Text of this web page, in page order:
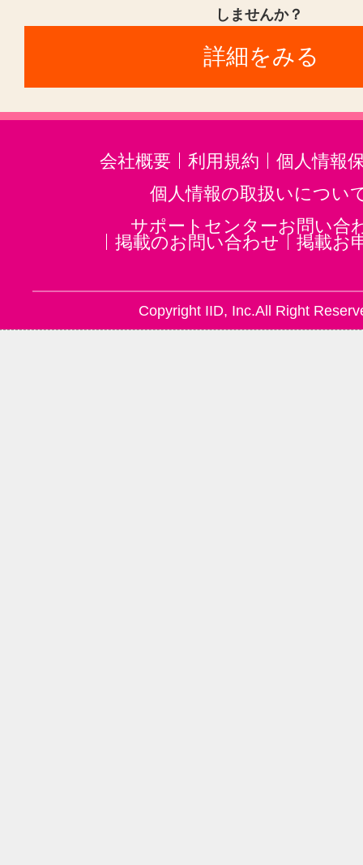
しませんか？
詳細をみる
会社概要 利用規約
個人情報
個人情報の取扱いについ
サポートセンターお問い合
掲載のお問い合わせ
掲載お
Copyright IID, Inc.All Right